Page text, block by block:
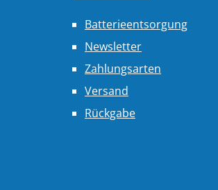
Batterieentsorgung
Newsletter
Zahlungsarten
Versand
Rückgabe